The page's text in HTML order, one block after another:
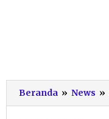
Beranda » News »